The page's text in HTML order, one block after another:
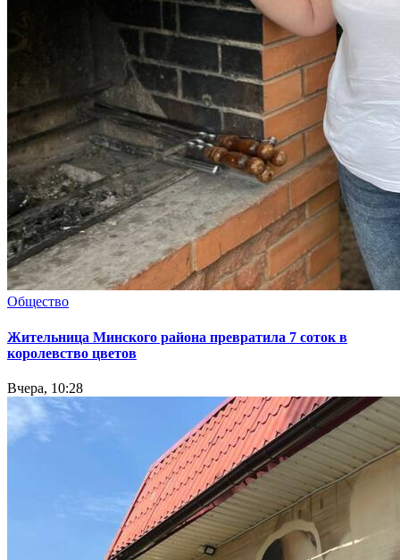
Общество
Жительница Минского района превратила 7 соток в
королевство цветов
Вчера, 10:28